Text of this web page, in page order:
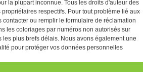
la plupart inconnue. Tous les droits d'auteur des
respectifs. Pour tout problème lié aux
contacter ou remplir le formulaire de réclamation
les coloriages par numéros non autorisés sur
plus brefs délais. Nous avons également une
pour protéger vos données personnelles